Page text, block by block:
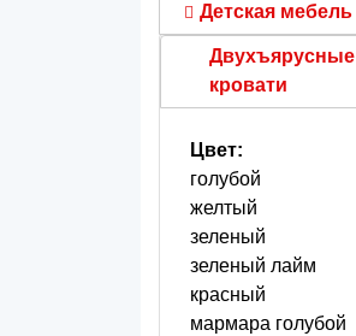
Детская мебель
Двухъярусные
кровати
Цвет:
голубой
желтый
зеленый
зеленый лайм
красный
мармара голубой